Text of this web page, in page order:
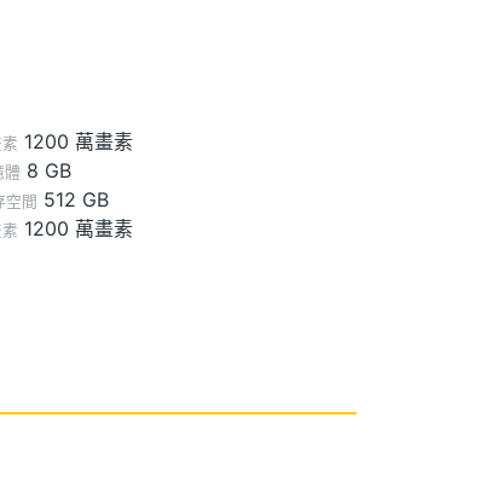
1200 萬畫素
體 8 GB
空間 512 GB
1200 萬畫素